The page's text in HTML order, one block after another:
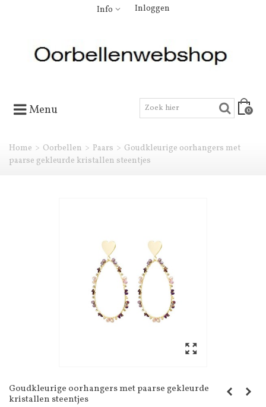
Info Inloggen
Menu 0
Home > Oorbellen > Paars > Goudkleurige oorhangers met
paarse gekleurde kristallen steentjes
Goudkleurige oorhangers met paarse gekleurde
kristallen steentjes